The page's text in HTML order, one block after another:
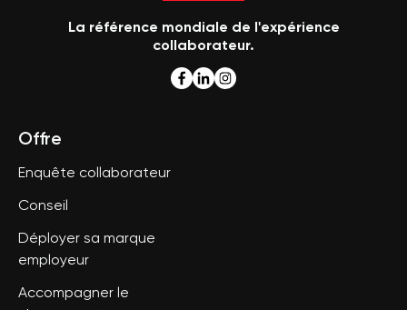
La référence mondiale de l'expérience
collaborateur.
Offre
Enquête collaborateur
Conseil
Déployer sa marque
employeur
Accompagner le